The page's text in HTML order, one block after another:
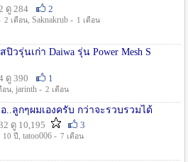
ดู 284
2
2 เดือน, Saknakrub - 1 เดือน
วรุ่นเก่า Daiwa รุ่น Power Mesh S
ดู 390
1
อน, jarinth - 2 เดือน
..ลูกๆผมเองครับ กว่าจะรวบรวมได้
ดู 10,195
3
10 ปี , tatoo006 - 7 เดือน